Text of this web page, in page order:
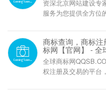
资深北京网站建设专
服务为您提供全方位
13552015138
商标查询，商标
标网【官网】 - 全
全球商标网
权注册及交易的平台